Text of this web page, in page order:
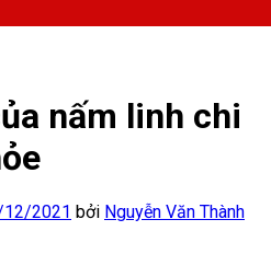
nấm linh chi
2021 bởi Nguyễn Văn Thành